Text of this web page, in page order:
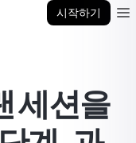
시작하기
세션을